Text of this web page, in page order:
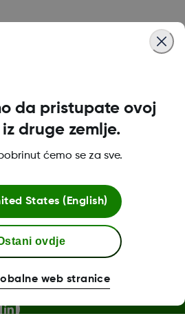
da pristupate ovoj
druge zemlje.
ćemo se za sve.
States (English)
ovdje
web stranice